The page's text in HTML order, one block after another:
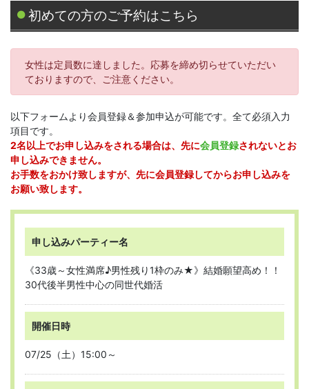
初めての方のご予約はこちら
女性は定員数に達しました。応募を締め切らせていただい
ておりますので、ご注意ください。
以下フォームより会員登録＆参加申込が可能です。全て必須入力
項目です。
2名以上でお申し込みをされる場合は、先に会員登録されないとお
申し込みできません。
お手数をおかけ致しますが、先に会員登録してからお申し込みを
お願い致します。
申し込みパーティー名
《33歳～女性満席♪男性残り1枠のみ★》結婚願望高め！！
30代後半男性中心の同世代婚活
開催日時
07/25（土）15:00～